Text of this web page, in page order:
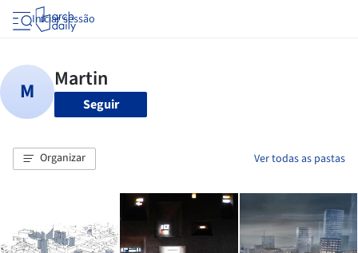
Iniciar sessão
Seguir
Organizar Ver todas as pastas